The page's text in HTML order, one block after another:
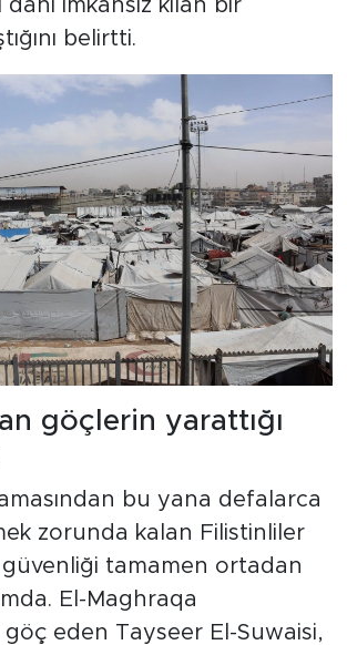
imkânsız kılan bir
belirtti.
göçlerin yarattığı
bu yana defalarca
zorunda kalan Filistinliler
güvenliği tamamen ortadan
El-Maghraqa
eden Tayseer El-Suwaisi,